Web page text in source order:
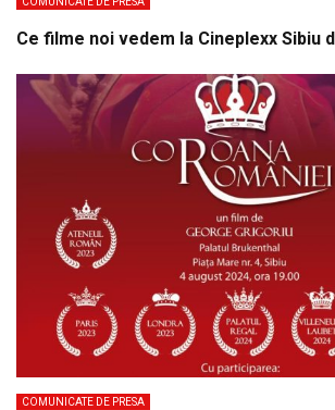
Ce filme noi vedem la Cineplexx Sibiu
COMUNICATE DE PRESA